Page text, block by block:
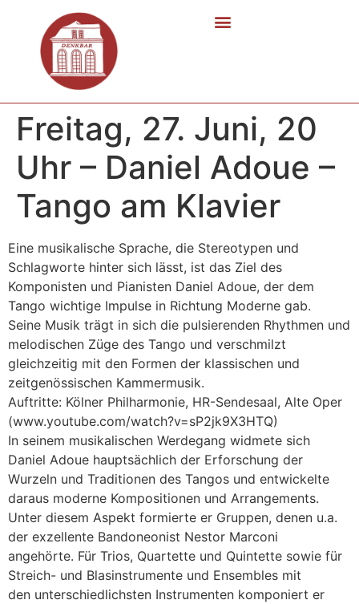
Freitag, 27. Juni, 20
Uhr – Daniel Adoue –
Tango am Klavier
Eine musikalische Sprache, die Stereotypen und
Schlagworte hinter sich lässt, ist das Ziel des
Komponisten und Pianisten Daniel Adoue, der dem
Tango wichtige Impulse in Richtung Moderne gab.
Seine Musik trägt in sich die pulsierenden Rhythmen und
melodischen Züge des Tango und verschmilzt
gleichzeitig mit den Formen der klassischen und
zeitgenössischen Kammermusik.
Auftritte: Kölner Philharmonie, HR-Sendesaal, Alte Oper
(www.youtube.com/watch?v=sP2jk9X3HTQ)
In seinem musikalischen Werdegang widmete sich
Daniel Adoue hauptsächlich der Erforschung der
Wurzeln und Traditionen des Tangos und entwickelte
daraus moderne Kompositionen und Arrangements.
Unter diesem Aspekt formierte er Gruppen, denen u.a.
der exzellente Bandoneonist Nestor Marconi
angehörte. Für Trios, Quartette und Quintette sowie für
Streich- und Blasinstrumente und Ensembles mit
den unterschiedlichsten Instrumenten komponiert er